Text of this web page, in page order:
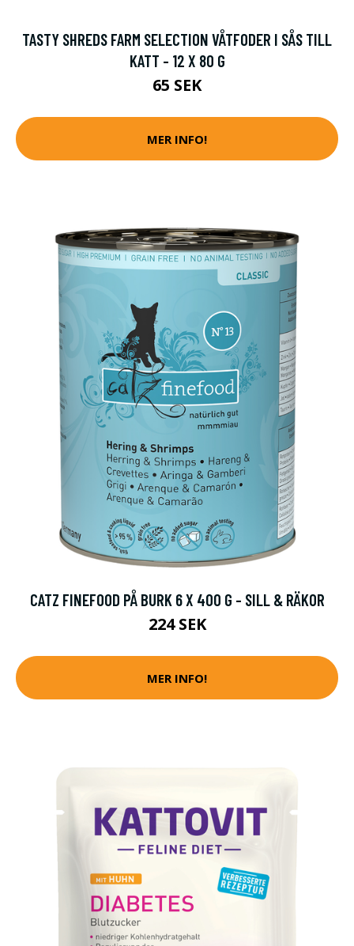
TASTY SHREDS FARM SELECTION VÅTFODER I SÅS TILL
KATT - 12 X 80 G
65 SEK
MER INFO!
CATZ FINEFOOD PÅ BURK 6 X 400 G - SILL & RÄKOR
224 SEK
MER INFO!